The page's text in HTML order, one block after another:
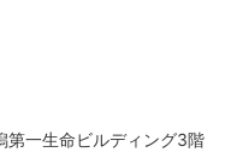
一生命ビルディング3階